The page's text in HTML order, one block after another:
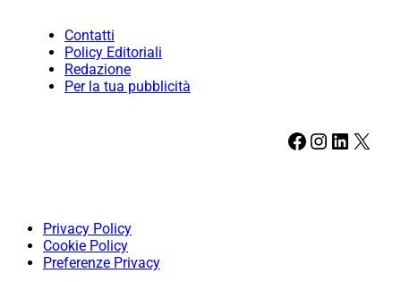
Contatti
Policy Editoriali
Redazione
Per la tua pubblicità
Facebook Instagram LinkedIn X
Privacy Policy
Cookie Policy
Preferenze Privacy